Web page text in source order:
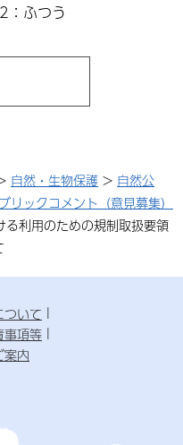
2：ふつう
自然・生物保護 > 自然公
リックコメント（意見募集）
利用のための規制取扱要領
ついて
事項等
案内